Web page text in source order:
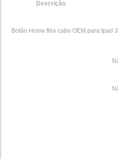
Descrição
Botão Home flex cabo OEM para Ipad 3